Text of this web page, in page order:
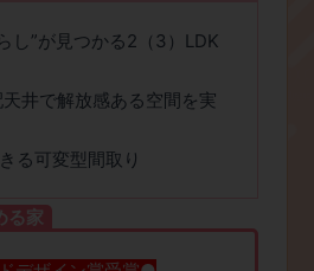
し”が見つかる2（3）LDK
井で解放感ある空間を実
る可変型間取り
る家